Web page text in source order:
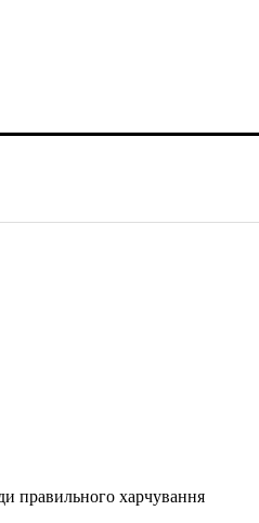
правильного харчування